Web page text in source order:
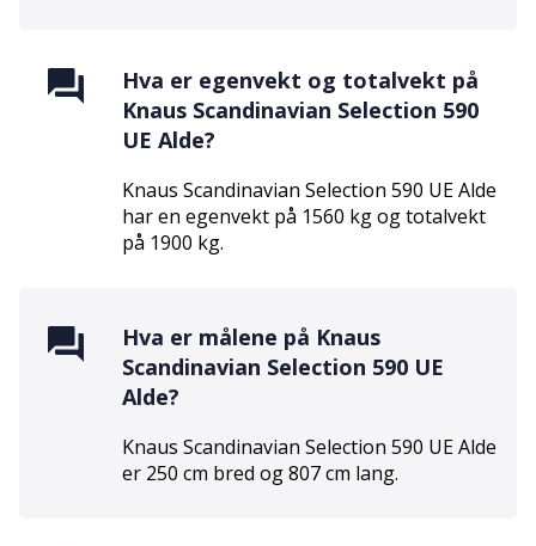
Hva er egenvekt og totalvekt på
Knaus Scandinavian Selection 590
UE Alde?
Knaus Scandinavian Selection 590 UE Alde
har en egenvekt på 1560 kg og totalvekt
på 1900 kg.
Hva er målene på Knaus
Scandinavian Selection 590 UE
Alde?
Knaus Scandinavian Selection 590 UE Alde
er 250 cm bred og807cm lang.